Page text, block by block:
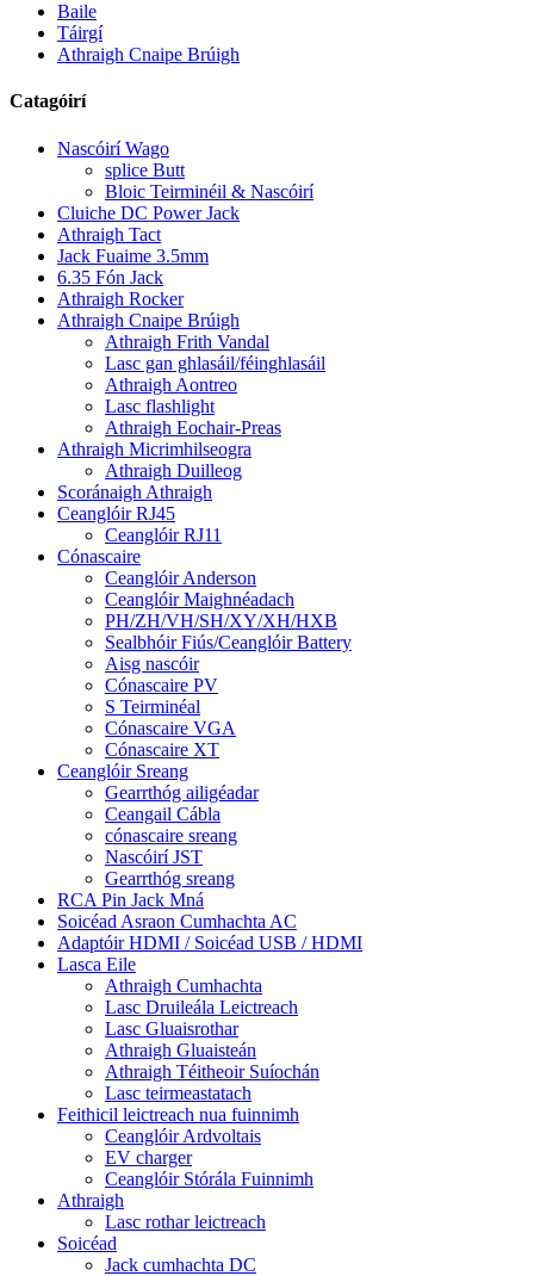
Baile
Táirgí
Athraigh Cnaipe Brúigh
Catagóirí
Nascóirí Wago
splice Butt
Bloic Teirminéil & Nascóirí
Cluiche DC Power Jack
Athraigh Tact
Jack Fuaime 3.5mm
6.35 Fón Jack
Athraigh Rocker
Athraigh Cnaipe Brúigh
Athraigh Frith Vandal
Lasc gan ghlasáil/féinghlasáil
Athraigh Aontreo
Lasc flashlight
Athraigh Eochair-Preas
Athraigh Micrimhilseogra
Athraigh Duilleog
Scoránaigh Athraigh
Ceanglóir RJ45
Ceanglóir RJ11
Cónascaire
Ceanglóir Anderson
Ceanglóir Maighnéadach
PH/ZH/VH/SH/XY/XH/HXB
Sealbhóir Fiús/Ceanglóir Battery
Aisg nascóir
Cónascaire PV
S Teirminéal
Cónascaire VGA
Cónascaire XT
Ceanglóir Sreang
Gearrthóg ailigéadar
Ceangail Cábla
cónascaire sreang
Nascóirí JST
Gearrthóg sreang
RCA Pin Jack Mná
Soicéad Asraon Cumhachta AC
Adaptóir HDMI / Soicéad USB / HDMI
Lasca Eile
Athraigh Cumhachta
Lasc Druileála Leictreach
Lasc Gluaisrothar
Athraigh Gluaisteán
Athraigh Téitheoir Suíochán
Lasc teirmeastatach
Feithicil leictreach nua fuinnimh
Ceanglóir Ardvoltais
EV charger
Ceanglóir Stórála Fuinnimh
Athraigh
Lasc rothar leictreach
Soicéad
Jack cumhachta DC